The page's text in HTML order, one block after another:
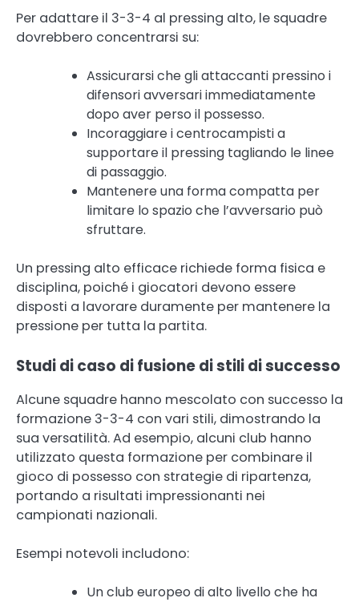
Per adattare il 3-3-4 al pressing alto, le squadre
dovrebbero concentrarsi su:
Assicurarsi che gli attaccanti pressino i
difensori avversari immediatamente
dopo aver perso il possesso.
Incoraggiare i centrocampisti a
supportare il pressing tagliando le linee
di passaggio.
Mantenere una forma compatta per
limitare lo spazio che l’avversario può
sfruttare.
Un pressing alto efficace richiede forma fisica e
disciplina, poiché i giocatori devono essere
disposti a lavorare duramente per mantenere la
pressione per tutta la partita.
Studi di caso di fusione di stili di successo
Alcune squadre hanno mescolato con successo la
formazione 3-3-4 con vari stili, dimostrando la
sua versatilità. Ad esempio, alcuni club hanno
utilizzato questa formazione per combinare il
gioco di possesso con strategie di ripartenza,
portando a risultati impressionanti nei
campionati nazionali.
Esempi notevoli includono:
Un club europeo di alto livello che ha